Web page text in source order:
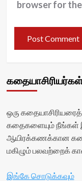
browser for
ஒரு
கதைகளையும் நீங்கள்
ஆயிரக்கணக்கான
மகிழும் பலவற்றைக்
இங்கே சொடுக்கவும்